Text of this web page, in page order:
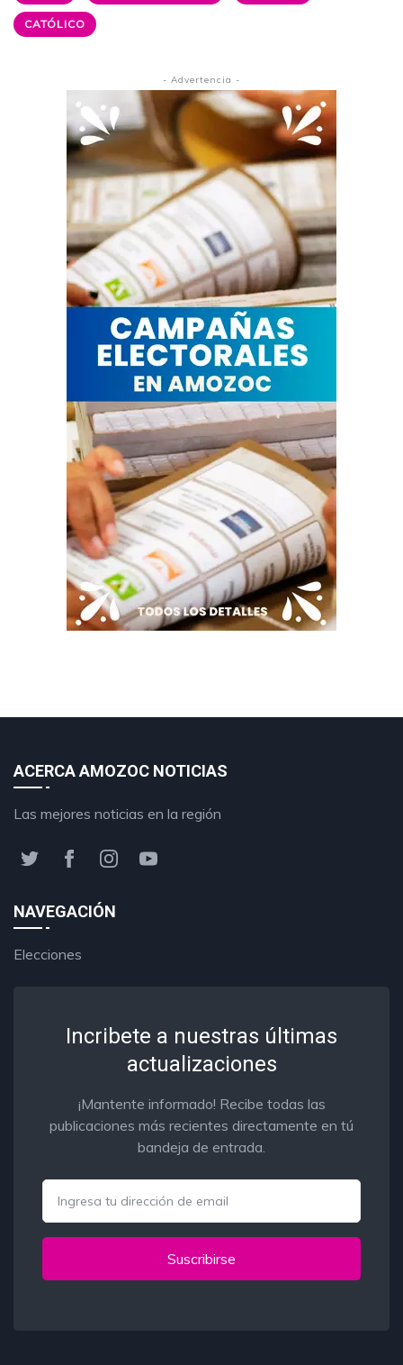
CATÓLICO
- Advertencia -
ACERCA AMOZOC NOTICIAS
Las mejores noticias en la región
NAVEGACIÓN
Elecciones
Incribete a nuestras últimas
actualizaciones
¡Mantente informado! Recibe todas las
publicaciones más recientes directamente en tú
bandeja de entrada.
Suscribirse